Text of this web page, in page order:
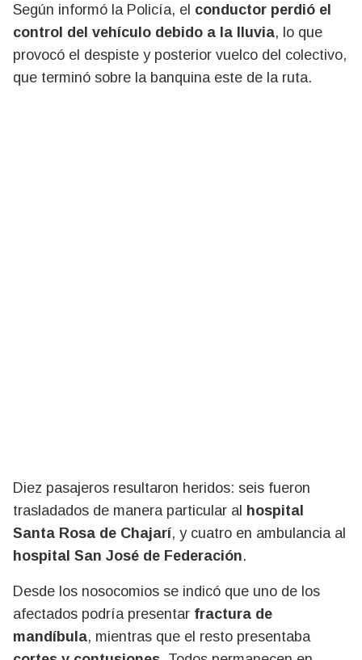
Según informó la Policía, el conductor perdió el
control del vehículo debido a la lluvia, lo que
provocó el despiste y posterior vuelco del colectivo,
que terminó sobre la banquina este de la ruta.
Diez pasajeros resultaron heridos: seis fueron
trasladados de manera particular al hospital
Santa Rosa de Chajarí, y cuatro en ambulancia al
hospital San José de Federación.
Desde los nosocomios se indicó que uno de los
afectados podría presentar fractura de
mandíbula, mientras que el resto presentaba